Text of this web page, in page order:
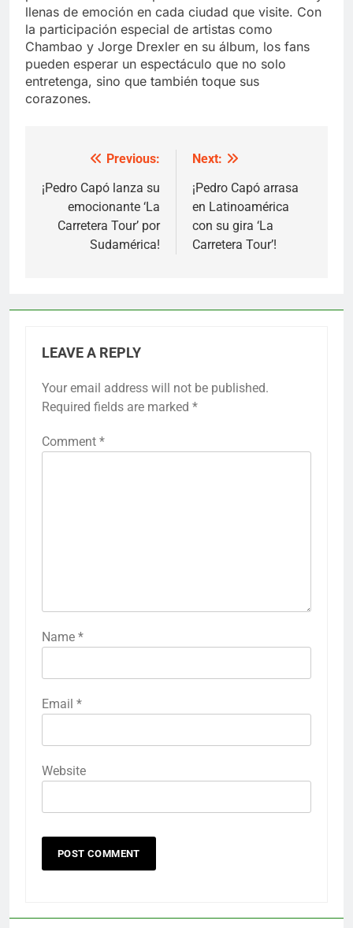
llenas de emoción en cada ciudad que visite. Con
la participación especial de artistas como
Chambao y Jorge Drexler en su álbum, los fans
pueden esperar un espectáculo que no solo
entretenga, sino que también toque sus
corazones.
navigation
Previous:
¡Pedro Capó lanza su
emocionante ‘La
Carretera Tour’ por
Sudamérica!
Next:
¡Pedro Capó arrasa
en Latinoamérica
con su gira ‘La
Carretera Tour’!
LEAVE A REPLY
Your email address will not be published.
Required fields are marked *
Comment *
Name *
Email *
Website